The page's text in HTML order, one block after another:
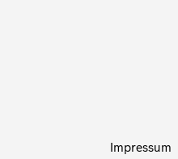
Impressum